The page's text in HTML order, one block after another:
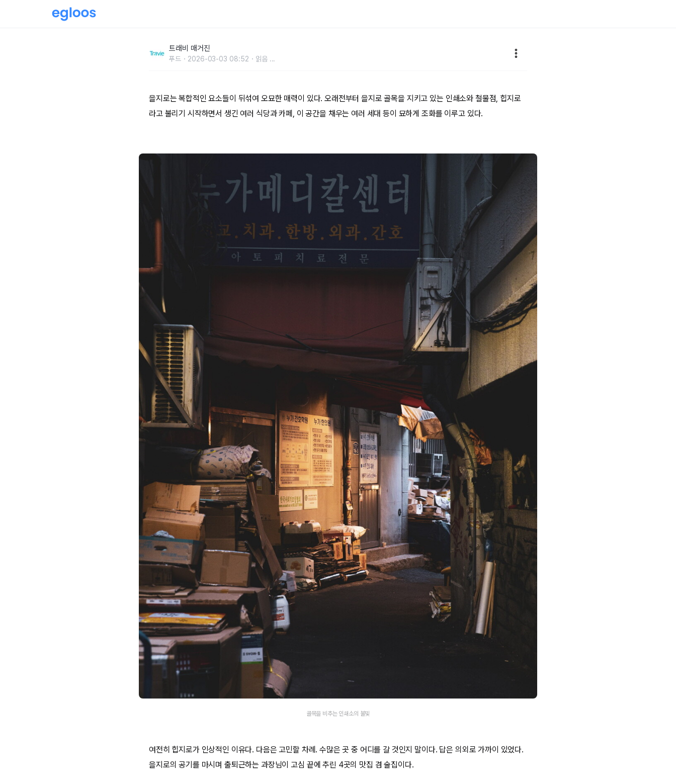
트래비 매거진
푸드 2026-03-03 08:52 읽음 ...
을지로는 복합적인 요소들이 뒤섞여 오묘한 매력이 있다. 오래전부터 을지로 골목을 지키고 있는 인쇄소와 철물점, 힙지로
라고 불리기 시작하면서 생긴 여러 식당과 카페, 이 공간을 채우는 여러 세대 등이 묘하게 조화를 이루고 있다.
골목을 비추는 인쇄소의 불빛
여전히 힙지로가 인상적인 이유다. 다음은 고민할 차례. 수많은 곳 중 어디를 갈 것인지 말이다. 답은 의외로 가까이 있었다.
을지로의 공기를 마시며 출퇴근하는 과장님이 고심 끝에 추린 4곳의 맛집 겸 술집이다.